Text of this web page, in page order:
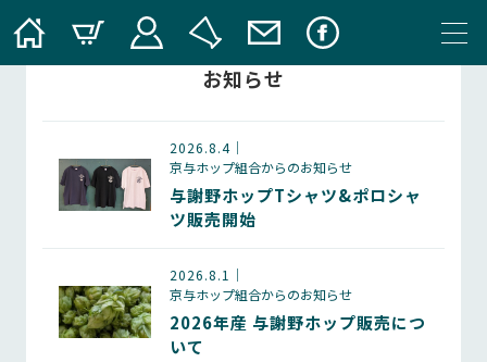
お知らせ
2026.8.4
京与ホップ組合からのお知らせ
与謝野ホップTシャツ&ポロシャ
ツ販売開始
2026.8.1
京与ホップ組合からのお知らせ
2026年産 与謝野ホップ販売につ
いて